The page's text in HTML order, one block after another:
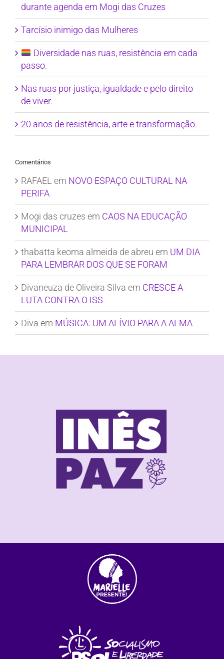
durante agenda em Mogi das Cruzes
Tarcísio inimigo das Mulheres
Diversidade nas ruas, resistência em cada
passo.
Nas ruas por justiça, igualdade e pelo direito
de viver.
20 anos de resistência, arte e transformação.
Comentários
RAFAEL em NOVO ESPAÇO CULTURAL NA
PERIFA
Mogi das cruzes em CAOS NA EDUCAÇÃO
MUNICIPAL
thabatta keoma almeida de abreu em UM DIA
PARA LEMBRAR DOS QUE SE FORAM
Divaneuza de Oliveira Silva em CRESCE A
LUTA CONTRA O ISS
Diva em MÚSICA: UM ALÍVIO PARA A ALMA